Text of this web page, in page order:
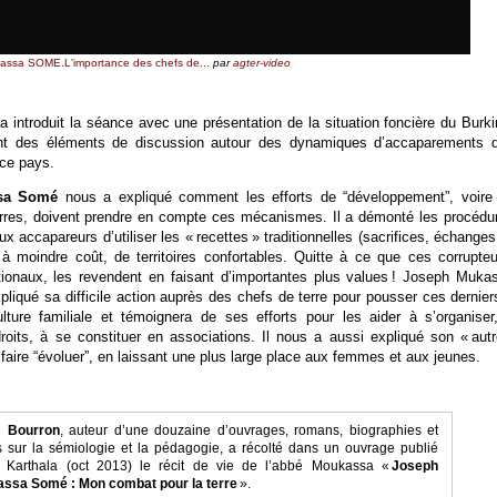
SOME.L'importance des chefs de... paragter-video
introduit la séance avec une présentation de la situation foncière du
des éléments de discussion autour des dynamiques d’accaparements
pays.
Somé nous a expliqué comment les efforts de “développement”, voire
doivent prendre en compte ces mécanismes. Il a démonté les
accapareurs d’utiliser les « recettes » traditionnelles (sacrifices,
à moindre coût, de territoires confortables. Quitte à ce que ces
les revendent en faisant d’importantes plus values ! Joseph
sa difficile action auprès des chefs de terre pour pousser ces
familiale et témoignera de ses efforts pour les aider à
à se constituer en associations. Il nous a aussi expliqué son «
“évoluer”, en laissant une plus large place aux femmes et aux jeunes.
Bourron, auteur d’une douzaine d’ouvrages, romans, biographies et
sur la sémiologie et la pédagogie, a récolté dans un ouvrage publié
Karthala (oct 2013) le récit de vie de l’abbé Moukassa « Joseph
Somé : Mon combat pour la terre».